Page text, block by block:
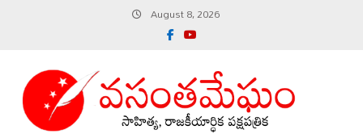
content
August 8, 2026